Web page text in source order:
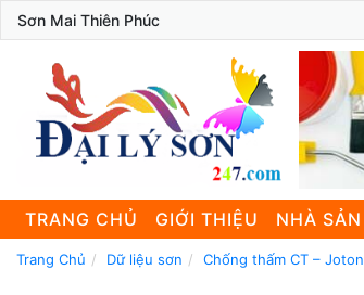
Sơn Mai Thiên Phúc
TRANG CHỦ GIỚI THIỆU NHÀ
Trang Chủ Dữ liệu sơn Chống thấm CT –